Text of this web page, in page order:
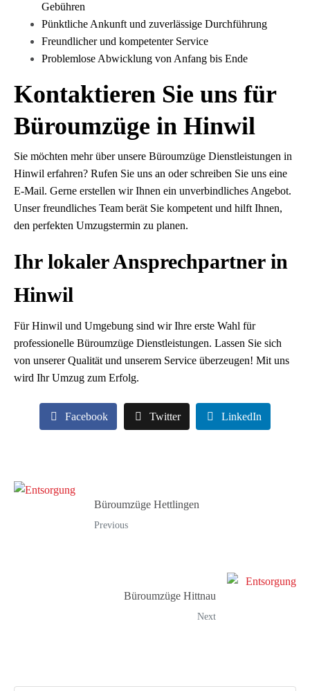
Gebühren
Pünktliche Ankunft und zuverlässige Durchführung
Freundlicher und kompetenter Service
Problemlose Abwicklung von Anfang bis Ende
Kontaktieren Sie uns für
Büroumzüge in Hinwil
Sie möchten mehr über unsere Büroumzüge Dienstleistungen in
Hinwil erfahren? Rufen Sie uns an oder schreiben Sie uns eine
E-Mail. Gerne erstellen wir Ihnen ein unverbindliches Angebot.
Unser freundliches Team berät Sie kompetent und hilft Ihnen,
den perfekten Umzugstermin zu planen.
Ihr lokaler Ansprechpartner in
Hinwil
Für Hinwil und Umgebung sind wir Ihre erste Wahl für
professionelle Büroumzüge Dienstleistungen. Lassen Sie sich
von unserer Qualität und unserem Service überzeugen! Mit uns
wird Ihr Umzug zum Erfolg.
Facebook Twitter LinkedIn
Büroumzüge Hettlingen
Previous
Büroumzüge Hittnau
Next